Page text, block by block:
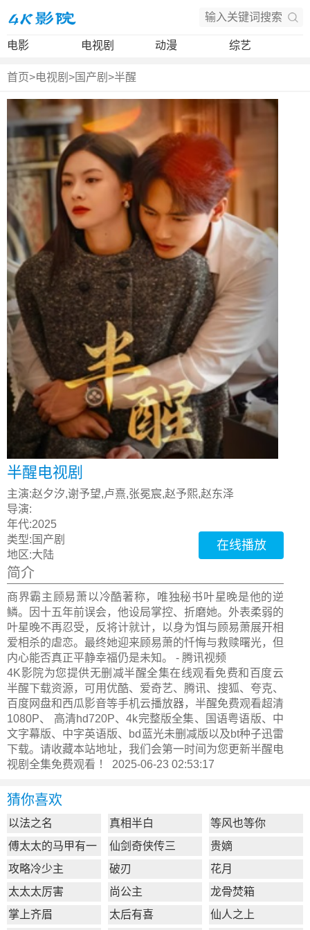
电影 电视剧 动漫 综艺
首页>电视剧 >国产剧 >半醒
半醒电视剧
主演:赵夕汐,谢予望,卢熹,张冕宸,赵予熙,赵东泽
导演:
年代:2025
类型: 国产剧
地区:大陆
在线播放
简介
商界霸主顾易萧以冷酷著称，唯独秘书叶星晚是他的逆
鳞。因十五年前误会，他设局掌控、折磨她。外表柔弱的
叶星晚不再忍受，反将计就计，以身为饵与顾易萧展开相
爱相杀的虐恋。最终她迎来顾易萧的忏悔与救赎曙光，但
内心能否真正平静幸福仍是未知。 - 腾讯视频
4K影院为您提供无删减半醒全集在线观看免费和百度云
半醒下载资源，可用优酷、爱奇艺、腾讯、搜狐、夸克、
百度网盘和西瓜影音等手机云播放器，半醒免费观看超清
1080P、 高清hd720P、4k完整版全集、国语粤语版、中
文字幕版、中字英语版、bd蓝光未删减版以及bt种子迅雷
下载。请收藏本站地址，我们会第一时间为您更新半醒电
视剧全集免费观看 ！ 2025-06-23 02:53:17
猜你喜欢
以法之名 真相半白
等风也等你
傅太太的马甲有一
点多
仙剑奇侠传三
贵嫡
攻略冷少主
破刃
花月
太太太厉害
尚公主
龙骨焚箱
掌上齐眉
太后有喜 仙人之上